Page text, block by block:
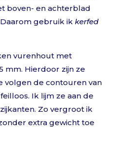
boven- en achterblad
gebruik ik kerfed
vurenhout met
mm. Hierdoor zijn ze
volgen de contouren van
Ik lijm ze aan de
Zo vergroot ik
extra gewicht toe